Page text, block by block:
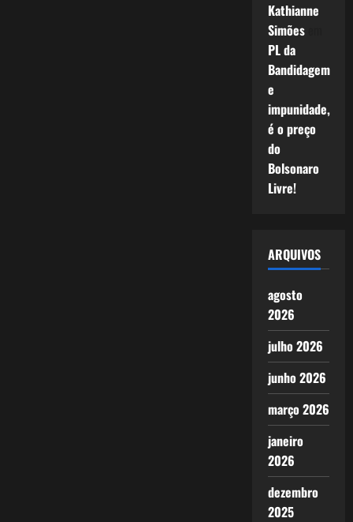
Kathianne
Simõesem
PL da
Bandidagem
e
impunidade,
é o preço
do
Bolsonaro
Livre!
ARQUIVOS
agosto
2026
julho 2026
junho 2026
março 2026
janeiro
2026
dezembro
2025